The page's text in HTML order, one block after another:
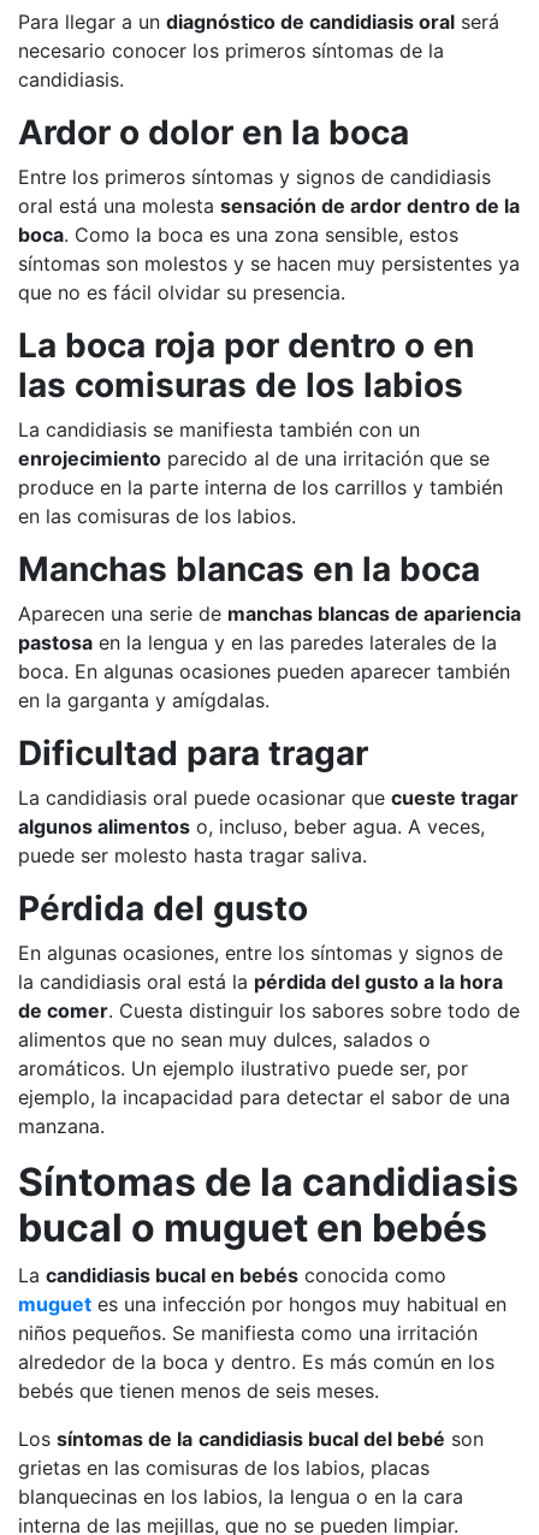
Para llegar a un diagnóstico de candidiasis oral será
necesario conocer los primeros síntomas de la
candidiasis.
Ardor o dolor en la boca
Entre los primeros síntomas y signos de candidiasis
oral está una molesta sensación de ardor dentro de la
boca. Como la boca es una zona sensible, estos
síntomas son molestos y se hacen muy persistentes ya
que no es fácil olvidar su presencia.
La boca roja por dentro o en
las comisuras de los labios
La candidiasis se manifiesta también con un
enrojecimiento parecido al de una irritación que se
produce en la parte interna de los carrillos y también
en las comisuras de los labios.
Manchas blancas en la boca
Aparecen una serie de manchas blancas de apariencia
pastosa en la lengua y en las paredes laterales de la
boca. En algunas ocasiones pueden aparecer también
en la garganta y amígdalas.
Dificultad para tragar
La candidiasis oral puede ocasionar que cueste tragar
algunos alimentos o, incluso, beber agua. A veces,
puede ser molesto hasta tragar saliva.
Pérdida del gusto
En algunas ocasiones, entre los síntomas y signos de
la candidiasis oral está la pérdida del gusto a la hora
de comer. Cuesta distinguir los sabores sobre todo de
alimentos que no sean muy dulces, salados o
aromáticos. Un ejemplo ilustrativo puede ser, por
ejemplo, la incapacidad para detectar el sabor de una
manzana.
Síntomas de la candidiasis
bucal o muguet en bebés
La candidiasis bucal en bebés conocida como
muguet es una infección por hongos muy habitual en
niños pequeños. Se manifiesta como una irritación
alrededor de la boca y dentro. Es más común en los
bebés que tienen menos de seis meses.
Los síntomas de la candidiasis bucal del bebé son
grietas en las comisuras de los labios, placas
blanquecinas en los labios, la lengua o en la cara
interna de las mejillas, que no se pueden limpiar.